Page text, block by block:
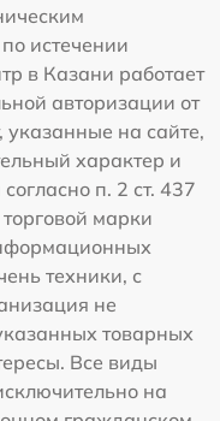
истечении
в Казани работает
авторизации от
на сайте,
характер и
п. 2 ст. 437
марки
техники, с
не
товарных
Все виды
на